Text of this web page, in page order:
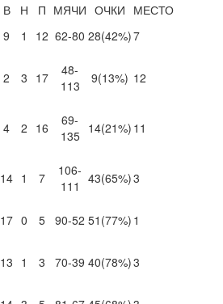
В Н П МЯЧИ ОЧКИ МЕСТО
9 1 12 62-80 28(42%)7
2 3 17
48-
113
9(13%) 12
4 2 16
69-
135 14(21%) 11
14 1 7
106-
111
43(65%)3
17 0 5 90-52 51 (77%) 1
13 1 3 70-39 40(78%)3